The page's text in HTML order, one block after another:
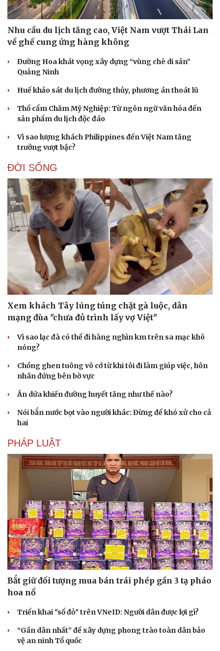
Du lịch
Tư vấn
Săn Tour
check-in
Podcast
Câu chuyện thời sự
Đọc truyện đêm khuya
Cửa sổ tình yêu
Kể chuyện cho bé
Hạt giống tâm hồn
Nhu cầu du lịch tăng cao, Việt Nam vượt Thái Lan
về ghế cung ứng hàng không
Đường Hoa khát vọng xây dựng “vùng chè di sản”
Quảng Ninh
Huế khảo sát du lịch đường thủy, phương án thoát lũ
Thổ cẩm Chăm Mỹ Nghiệp: Từ ngôn ngữ văn hóa đến
sản phẩm du lịch độc đáo
Vì sao lượng khách Philippines đến Việt Nam tăng
trưởng vượt bậc?
ĐỜI SỐNG
Xem khách Tây lúng túng chặt gà luộc, dân
mạng đùa "chưa đủ trình lấy vợ Việt"
Vì sao lạc đà có thể đi hàng nghìn km trên sa mạc khô
nóng?
Chồng ghen tuông vô cớ từ khi tôi đi làm giúp việc, hôn
nhân đứng bên bờ vực
Ăn dứa khiến đường huyết tăng như thế nào?
Nói bắn nước bọt vào người khác: Đừng để khó xử cho cả
hai
PHÁP LUẬT
Bắt giữ đối tượng mua bán trái phép gần 3 tạ pháo
hoa nổ
Triển khai "sổ đỏ" trên VNeID: Người dân được lợi gì?
“Gần dân nhất” để xây dựng phong trào toàn dân bảo
vệ an ninh Tổ quốc